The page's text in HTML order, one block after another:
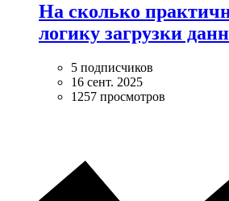
На сколько
логику загрузки
5 подписчиков
16 сент. 2025
1257 просмотров